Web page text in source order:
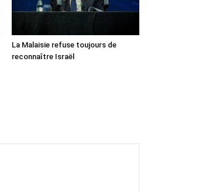
La Malaisie refuse toujours de
reconnaître Israël